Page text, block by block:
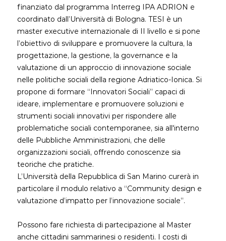
finanziato dal programma Interreg IPA ADRION e
coordinato dall’Università di Bologna. TESI è un
master executive internazionale di II livello e si pone
l’obiettivo di sviluppare e promuovere la cultura, la
progettazione, la gestione, la governance e la
valutazione di un approccio di innovazione sociale
nelle politiche sociali della regione Adriatico-Ionica. Si
propone di formare “Innovatori Sociali” capaci di
ideare, implementare e promuovere soluzioni e
strumenti sociali innovativi per rispondere alle
problematiche sociali contemporanee, sia all'interno
delle Pubbliche Amministrazioni, che delle
organizzazioni sociali, offrendo conoscenze sia
teoriche che pratiche.
L’Università della Repubblica di San Marino curerà in
particolare il modulo relativo a “Community design e
valutazione d’impatto per l’innovazione sociale”.
Possono fare richiesta di partecipazione al Master
anche cittadini sammarinesi o residenti. I costi di